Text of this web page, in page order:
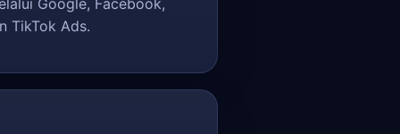
Google, Facebook,
TikTok Ads.